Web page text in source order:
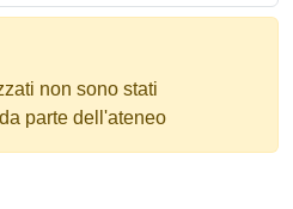
non sono stati
parte dell'ateneo